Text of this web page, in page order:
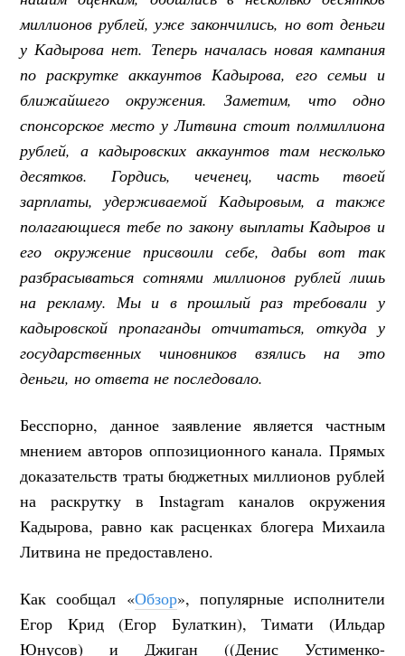
миллионов рублей, уже закончились, но вот деньги
у Кадырова нет. Теперь началась новая кампания
по раскрутке аккаунтов Кадырова, его семьи и
ближайшего окружения. Заметим, что одно
спонсорское место у Литвина стоит полмиллиона
рублей, а кадыровских аккаунтов там несколько
десятков. Гордись, чеченец, часть твоей
зарплаты, удерживаемой Кадыровым, а также
полагающиеся тебе по закону выплаты Кадыров и
его окружение присвоили себе, дабы вот так
разбрасываться сотнями миллионов рублей лишь
на рекламу. Мы и в прошлый раз требовали у
кадыровской пропаганды отчитаться, откуда у
государственных чиновников взялись на это
деньги, но ответа не последовало.
Бесспорно, данное заявление является частным
мнением авторов оппозиционного канала. Прямых
доказательств траты бюджетных миллионов рублей
на раскрутку в Instagram каналов окружения
Кадырова, равно как расценках блогера Михаила
Литвина не предоставлено.
Как сообщал «Обзор», популярные исполнители
Егор Крид (Егор Булаткин), Тимати (Ильдар
Юнусов) и Джиган ((Денис Устименко-